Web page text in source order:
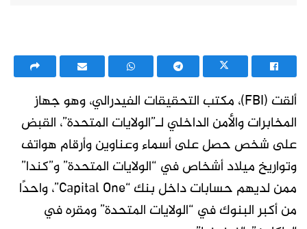
ألقت (FBI)، مكتب التحقيقات الفيدرالي، وهو جهاز
المخابرات والأمن الداخلي لـ”الولايات المتحدة”، القبض
على شخص حصل على أسماء وعناوين وأرقام هواتف
وتواريخ ميلاد أشخاص في “الولايات المتحدة” و”كندا”
ممن لديهم حسابات داخل بنك “Capital One”، واحدًا
من أكبر البنوك في “الولايات المتحدة” ومقره في